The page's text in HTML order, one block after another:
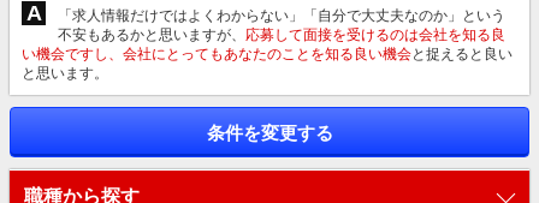
A
「求人情報だけではよくわからない」「自分で大丈夫なのか」という
不安もあるかと思いますが、 応募して面接を受けるのは会社を知る良
い機会ですし、会社にとってもあなたのことを知る良い機会と捉えると良い
と思います。
条件を変更する
職種から探す